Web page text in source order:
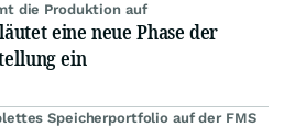
die Produktion auf
eine neue Phase der
ein
Speicherportfolio auf der FMS